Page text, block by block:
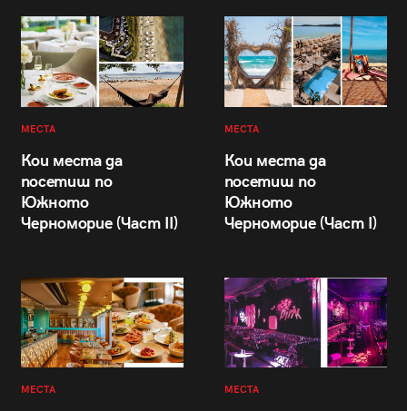
МЕСТА
Кои места да
посетиш по
Южното
Черноморие (Част II)
МЕСТА
Кои места да
посетиш по
Южното
Черноморие (Част I)
МЕСТА МЕСТА